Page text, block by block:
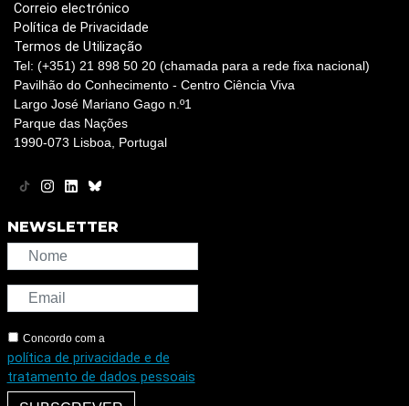
Correio electrónico
Política de Privacidade
Termos de Utilização
Tel: (+351) 21 898 50 20 (chamada para a rede fixa nacional)
Pavilhão do Conhecimento - Centro Ciência Viva
Largo José Mariano Gago n.º1
Parque das Nações
1990-073 Lisboa, Portugal
NEWSLETTER
Concordo com a
política de privacidade e de
tratamento de dados pessoais